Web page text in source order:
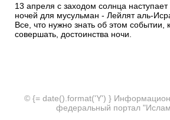
13 апреля с заходом солнца
ночей для мусульман - Лейлят аль-
Все, что нужно знать об этом событии,
совершать, достоинства ночи.
© {= date().format('Y') }
федеральный портал